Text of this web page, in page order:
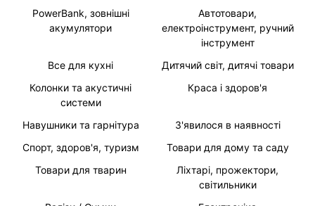
PowerBank, зовнішні
акумулятори
Автотовари,
електроінструмент, ручний
інструмент
Все для кухні
Дитячий світ, дитячі товари
Колонки та акустичні
системи
Краса і здоров'я
Навушники та гарнітура
З'явилося в наявності
Спорт, здоров'я, туризм
Товари для дому та саду
Товари для тварин
Ліхтарі, прожектори,
світильники